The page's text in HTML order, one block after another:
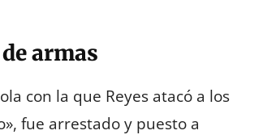
armas
con la que Reyes atacó a los
fue arrestado y puesto a